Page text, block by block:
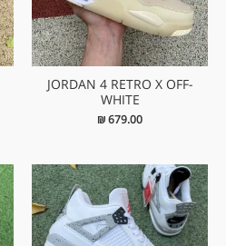
JORDAN 4 RETRO X OFF-
WHITE
₪679.00